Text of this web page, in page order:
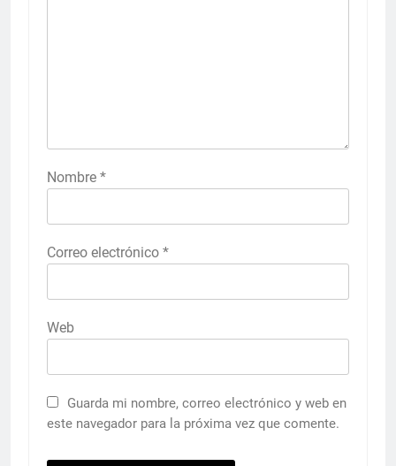
Nombre *
Correo electrónico *
Web
Guarda mi nombre, correo electrónico y web en
este navegador para la próxima vez que comente.